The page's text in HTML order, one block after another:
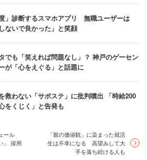
度」診断するスマホアプリ 無職ユーザーは
ないで良かった」と笑顔
でも「笑えれば問題なし」？ 神戸のゲーセン
が「心をえぐる」と話題に
救わない「サポステ」に批判噴出 「時給200
をくじく」と告発も
ール
」 採用
「親の価値観」に染まった就活
生は不幸になる 高望みして大
手を落ち続ける人も